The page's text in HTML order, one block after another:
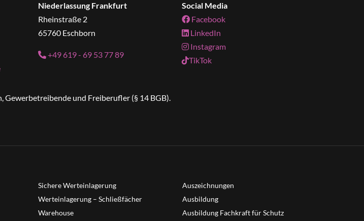
Niederlassung Frankfurt
Rheinstraße 2
65760 Eschborn
+49 619 - 69 53 77 89
Social Media
Facebook
LinkedIn
Instagram
TikTok
Gewerbetreibende und Freiberufler (§ 14 BGB).
Sichere Werteinlagerung
Werteinlagerung – Schließfächer
Warehouse
Auszeichnungen
Ausbildung
Ausbildung Fachkraft für Schutz